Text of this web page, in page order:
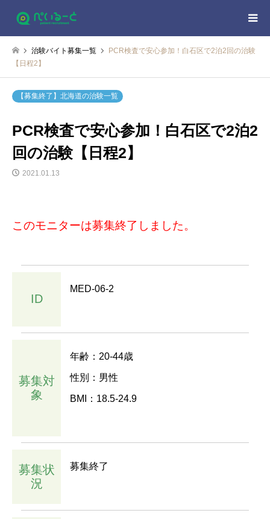
治験バイト募集一覧
PCR検査で安心参加！白石区で2泊2回の治験
【日程2】
【募集終了】北海道の治験一覧
PCR検査で安心参加！白石区で2泊2
回の治験【日程2】
2021.01.13
このモニターは募集終了しました。
ID
MED-06-2
募集対
象
年齢：20-44歳
性別：男性
BMI：18.5-24.9
募集状
況
募集終了